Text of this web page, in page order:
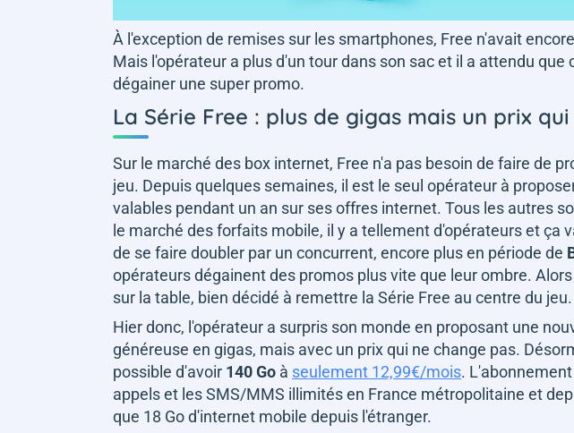
À l'exception de remises sur les smartphones, Free n'avait
Mais l'opérateur a plus d'un tour dans son sac et il a attendu
dégainer une super promo.
La Série Free : plus de gigas mais un prix
Sur le marché des box internet, Free n'a pas besoin de faire de
jeu. Depuis quelques semaines, il est le seul opérateur à
valables pendant un an sur ses offres internet. Tous les autres
le marché des forfaits mobile, il y a tellement d'opérateurs et ça
de se faire doubler par un concurrent, encore plus en période de
opérateurs dégainent des promos plus vite que leur ombre.
sur la table, bien décidé à remettre la Série Free au centre du jeu.
Hier donc, l'opérateur a surpris son monde en proposant une
généreuse en gigas, mais avec un prix qui ne change pas.
possible d'avoir 140 Go à seulement 12,99€/mois.
appels et les SMS/MMS illimités en France métropolitaine et
que 18 Go d'internet mobile depuis l'étranger.